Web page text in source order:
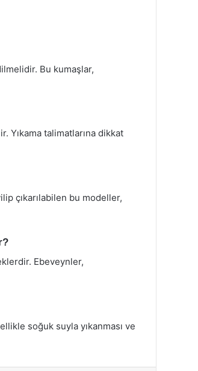
Bu kumaşlar,
Yıkama talimatlarına dikkat
çıkarılabilen bu modeller,
Ebeveynler,
soğuk suyla yıkanması ve